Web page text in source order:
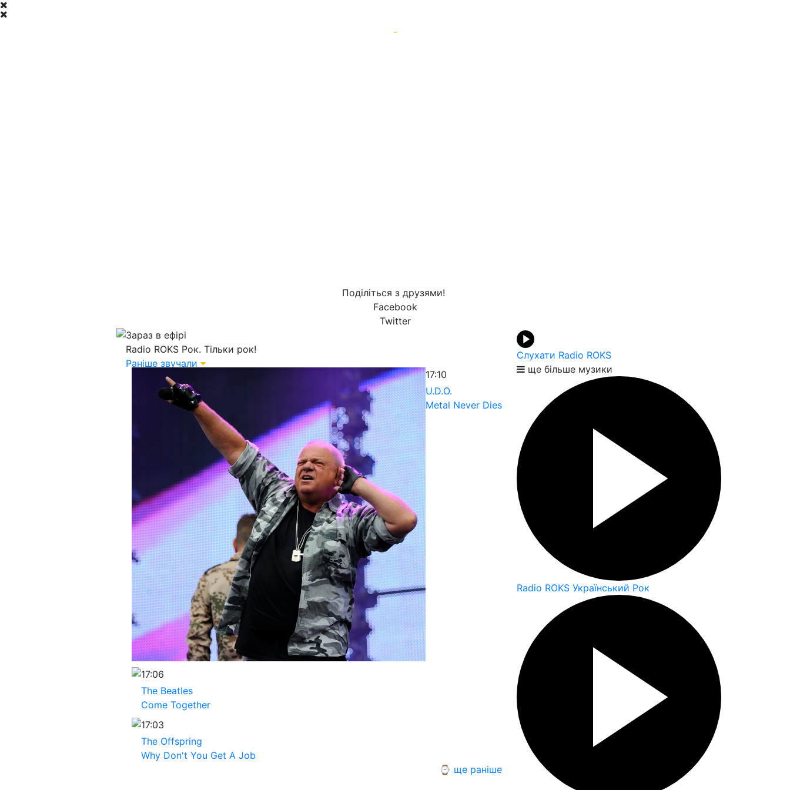
-
Поділіться з друзями!
Facebook
Twitter
Зараз в ефірі
Radio ROKS Рок. Тільки рок!
Раніше звучали
17:10
U.D.O.
Metal Never Dies
17:06
The Beatles
Come Together
17:03
The Offspring
Why Don't You Get A Job
⌚ ще раніше
Слухати Radio ROKS
ще більше музики
Radio ROKS Український Рок